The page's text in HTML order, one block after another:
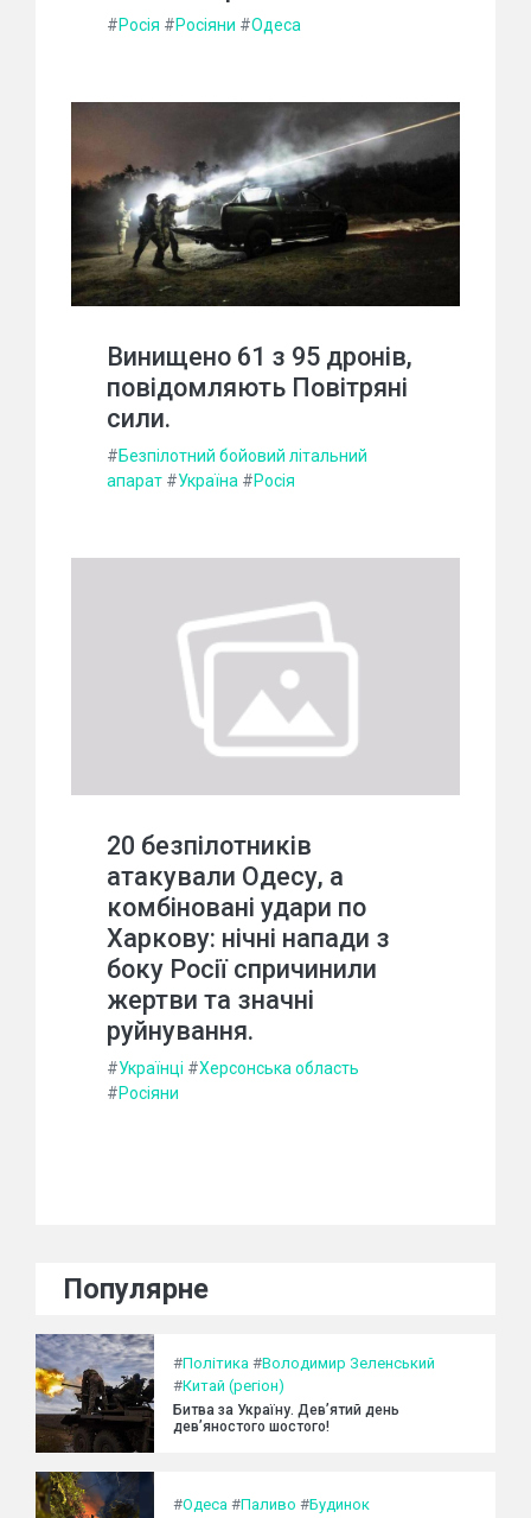
#Росія #Росіяни #Одеса
Винищено 61 з 95 дронів,
повідомляють Повітряні
сили.
#Безпілотний бойовий літальний
апарат #Україна #Росія
20 безпілотників
атакували Одесу, а
комбіновані удари по
Харкову: нічні напади з
боку Росії спричинили
жертви та значні
руйнування.
#Українці #Херсонська область
#Росіяни
Популярне
#Політика #Володимир Зеленський
#Китай (регіон)
Битва за Україну. Дев’ятий день
дев’яностого шостого!
#Одеса #Паливо #Будинок